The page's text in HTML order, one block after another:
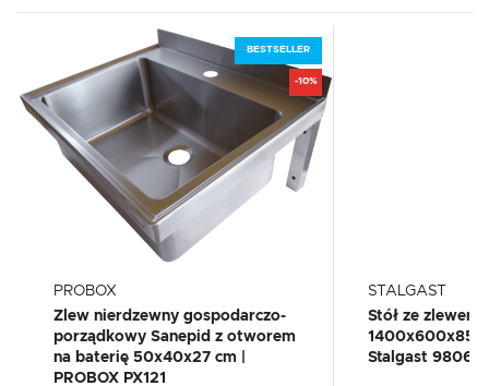
BESTSELLER
-10%
PROBOX
Zlew nierdzewny gospodarczo-
porządkowy Sanepid z otworem
na baterię 50x40x27 cm |
PROBOX PX121
STALGAST
Stół ze zlewem
1400x600x850
Stalgast